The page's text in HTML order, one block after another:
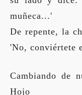
muñeca...'
De repente, la
'No, conviértete
Cambiando de
Hojo